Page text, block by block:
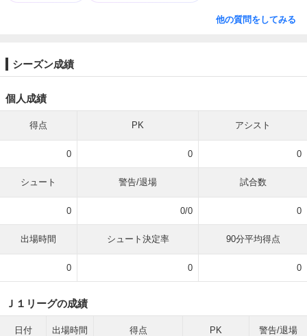
他の質問をしてみる
シーズン成績
個人成績
得点 PK アシスト
0 0 0
シュート 警告/退場 試合数
0 0/0 0
出場時間 シュート決定率 90分平均得点
0 0 0
Ｊ１リーグの成績
日付 出場時間 得点 PK 警告/退場